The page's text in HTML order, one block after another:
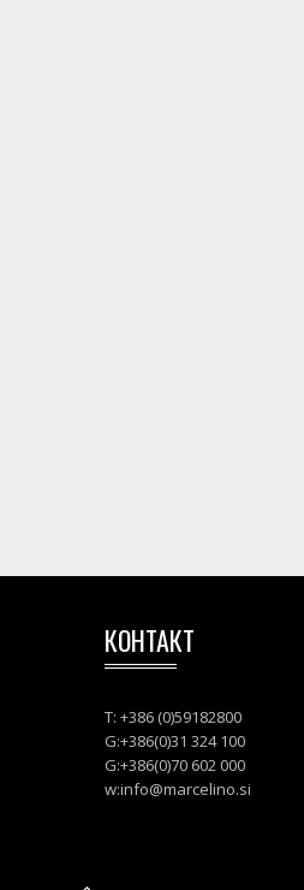
КОНТАКТ
T: +386 (0)59182800
G:+386(0)31 324 100
G:+386(0)70 602 000
w:info@marcelino.si